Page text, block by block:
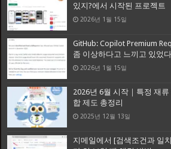
있지?에서 시작된 프로젝트
2026년 1월 15일
GitHub: Copilot Premium
좀 이상하다고 느끼고 있었다
2026년 1월 15일
2026년 6월 시작｜특정 재
합 제도 총정리
2025년 12월 13일
지메일에서 [검색조건과 일